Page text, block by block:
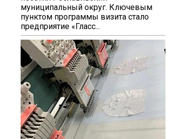
муниципальный округ. Ключевым
пунктом программы визита стало
предприятие «Гласс...